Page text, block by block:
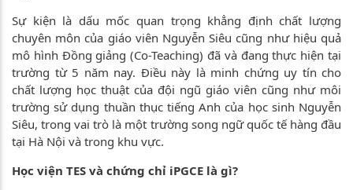
Sự kiện là dấu mốc quan trọng khẳng định chất lượng
chuyên môn của giáo viên Nguyễn Siêu cũng như hiệu quả
mô hình Đồng giảng (Co-Teaching) đã và đang thực hiện tại
trường từ 5 năm nay. Điều này là minh chứng uy tín cho
chất lượng học thuật của đội ngũ giáo viên cũng như môi
trường sử dụng thuần thục tiếng Anh của học sinh Nguyễn
Siêu, trong vai trò là một trường song ngữ quốc tế hàng đầu
tại Hà Nội và trong khu vực.
Học viện TES và chứng chỉ iPGCE là gì?